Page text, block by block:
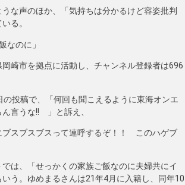
な声のほか、「気持ちは分かるけど容姿批判
る。
なのに」
崎市を拠点に活動し、チャンネル登録者は696
投稿で、「何回も聞こえるように東海オンエ
言うな!! 」と訴え、
ブスブスブスって連呼するぞ！！ このハゲブ
は、「せっかくの家族ご飯なのに夫婦共にイ
う。ゆめまるさんは21年4月に入籍し、同年10